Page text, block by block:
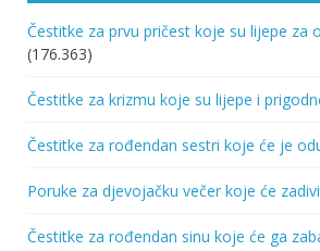
Čestitke za prvu pričest koje su lijepe za
(176.363)
Čestitke za krizmu koje su lijepe i
Čestitke za rođendan sestri koje će je
Poruke za djevojačku večer koje će
Čestitke za rođendan sinu koje će ga